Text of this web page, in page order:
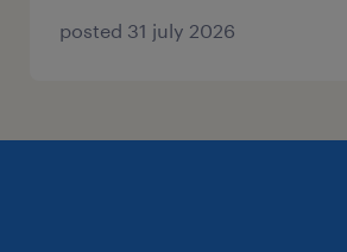
posted 31 july 2026